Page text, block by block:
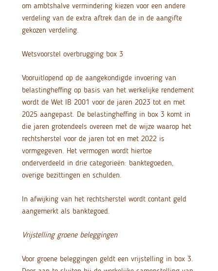
om ambtshalve vermindering kiezen voor een andere
verdeling van de extra aftrek dan de in de aangifte
gekozen verdeling.
Wetsvoorstel overbrugging box 3
Vooruitlopend op de aangekondigde invoering van
belastingheffing op basis van het werkelijke rendement
wordt de Wet IB 2001 voor de jaren 2023 tot en met
2025 aangepast. De belastingheffing in box 3 komt in
die jaren grotendeels overeen met de wijze waarop het
rechtsherstel voor de jaren tot en met 2022 is
vormgegeven. Het vermogen wordt hiertoe
onderverdeeld in drie categorieën: banktegoeden,
overige bezittingen en schulden.
In afwijking van het rechtsherstel wordt contant geld
aangemerkt als banktegoed.
Vrijstelling groene beleggingen
Voor groene beleggingen geldt een vrijstelling in box 3.